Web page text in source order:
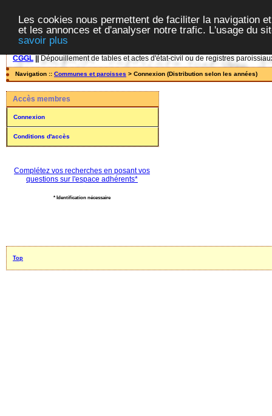
Les cookies nous permettent de faciliter la navigation
et les annonces et d'analyser notre trafic. L'usage du
savoir plus
CGGL Dépouillement de tables et actes d'état-civil ou de registres
Navigation :: Communes et paroisses > Connexion (Distribution selon les années)
Accès membres
Connexion
Conditions d'accès
Complétez vos recherches en posant vos
questions sur l'espace adhérents*
* Identification nécessaire
Top